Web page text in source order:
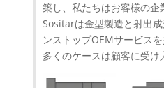
築し、私たちはお客様の企
Sositarは金型製造と射出
ンストップOEMサービス
多くのケースは顧客に受け